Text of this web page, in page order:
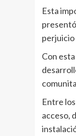
Esta
perjuicio
Con
Entre
acceso,